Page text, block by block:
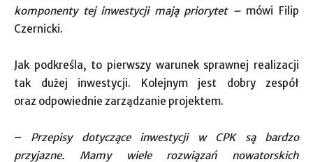
komponenty tej inwestycji mają priorytet –mówi Filip
Czernicki.
Jak podkreśla, to pierwszy warunek sprawnej realizacji
tak dużej inwestycji. Kolejnym jest dobry zespół
oraz odpowiednie zarządzanie projektem.
– Przepisy dotyczące inwestycji w CPK są bardzo
przyjazne. Mamy wiele rozwiązań nowatorskich